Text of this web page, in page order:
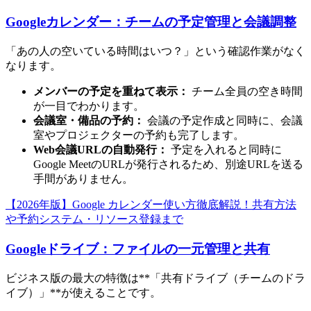
Googleカレンダー：チームの予定管理と会議調整
「あの人の空いている時間はいつ？」という確認作業がなく
なります。
メンバーの予定を重ねて表示： チーム全員の空き時間
が一目でわかります。
会議室・備品の予約： 会議の予定作成と同時に、会議
室やプロジェクターの予約も完了します。
Web会議URLの自動発行： 予定を入れると同時に
Google MeetのURLが発行されるため、別途URLを送る
手間がありません。
【2026年版】Google カレンダー使い方徹底解説！共有方法
や予約システム・リソース登録まで
Googleドライブ：ファイルの一元管理と共有
ビジネス版の最大の特徴は**「共有ドライブ（チームのドラ
イブ）」**が使えることです。